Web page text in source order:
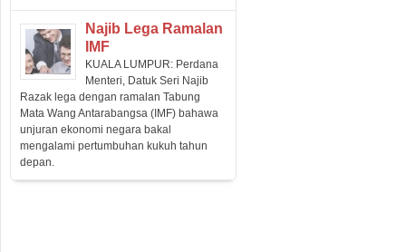
Najib Lega Ramalan
IMF
KUALA LUMPUR: Perdana
Menteri, Datuk Seri Najib
Razak lega dengan ramalan Tabung
Mata Wang Antarabangsa (IMF) bahawa
unjuran ekonomi negara bakal
mengalami pertumbuhan kukuh tahun
depan.